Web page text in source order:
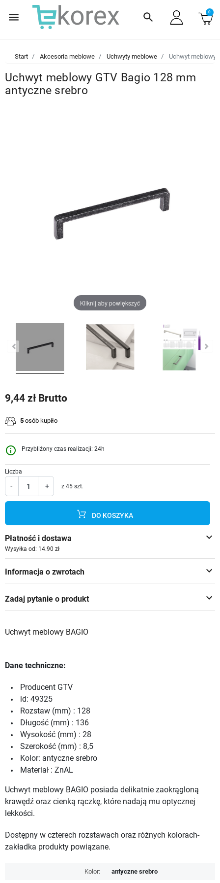
menu search 0
Start Akcesoria meblowe Uchwyty meblowe Uchwyt meblowy
Uchwyt meblowy GTV Bagio 128 mm
antyczne srebro
Kliknij aby powiększyć
9,44 zł Brutto
5 osób kupiło
info_outline Przybliżony czas realizacji: 24h
Liczba
- + z 45 szt.
DO KOSZYKA
keyboard_arrow_down
Płatność i dostawa
Wysyłka od: 14.90 zł
keyboard_arrow_down
Informacja o zwrotach
keyboard_arrow_down
Zadaj pytanie o produkt
Uchwyt meblowy BAGIO
Dane techniczne:
Producent GTV
id: 49325
Rozstaw (mm) : 128
Długość (mm) : 136
Wysokość (mm) : 28
Szerokość (mm) : 8,5
Kolor: antyczne srebro
Materiał : ZnAL
Uchwyt meblowy BAGIO posiada delikatnie zaokrągloną
krawędź oraz cienką rączkę, które nadają mu optycznej
lekkości.
Dostępny w czterech rozstawach oraz różnych kolorach-
zakładka produkty powiązane.
Kolor: antyczne srebro